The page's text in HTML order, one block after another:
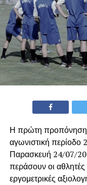
Η πρώτη προπόνηση
αγωνιστική περίοδο
Παρασκευή 24/07/
περάσουν οι αθλητές
εργομετρικές